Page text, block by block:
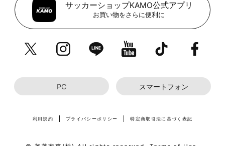
サッカーショップKAMO公式アプリ
お買い物をさらに便利に
PC スマートフォン
利用規約 プライバシーポリシー 特定商取引法に基づく表記